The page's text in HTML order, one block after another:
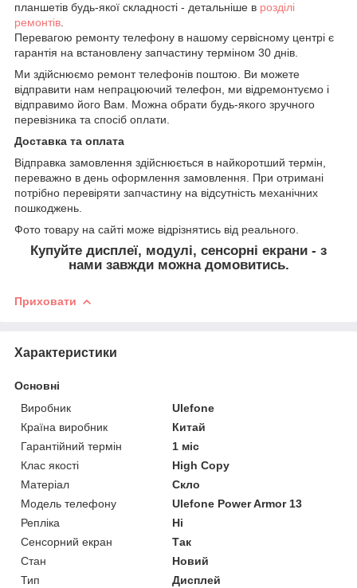
планшетів будь-якої складності - детальніше в розділі
ремонтів
Перевагою ремонту телефону в нашому сервісному центрі є
гарантія на встановлену запчастину терміном 30 днів.
Ми здійснюємо ремонт телефонів поштою. Ви можете
відправити нам непрацюючий телефон, ми відремонтуємо і
відправимо його Вам. Можна обрати будь-якого зручного
перевізника та спосіб оплати.
Доставка та оплата
Відправка замовлення здійснюється в найкоротший термін,
переважно в день оформлення замовлення. При отримані
потрібно перевіряти запчастину на відсутність механічних
пошкоджень.
Фото товару на сайті може відрізнятись від реального.
Купуйте дисплеї, модулі, сенсорні екрани - з
нами завжди можна домовитись.
Приховати
Характеристики
Основні
Виробник
Ulefone
Країна виробник
Китай
Гарантійний термін
1 міс
Клас якості
High Copy
Матеріал
Скло
Модель телефону
Ulefone Power Armor 13
Репліка
Ні
Сенсорний екран
Так
Стан
Новий
Тип
Дисплей